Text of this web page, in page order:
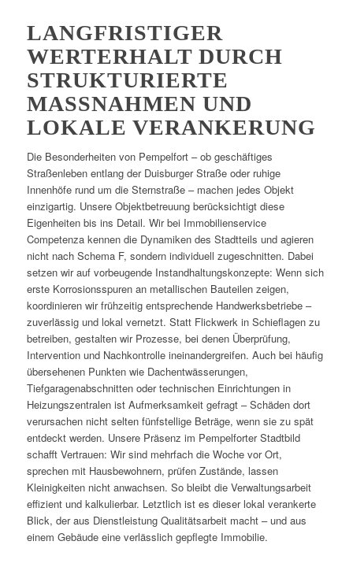
LANGFRISTIGER
WERTERHALT DURCH
STRUKTURIERTE
MASSNAHMEN UND L
OKALE VERANKERUNG
Die Besonderheiten von Pempelfort – ob geschäftiges
Straßenleben entlang der Duisburger Straße oder ruhige
Innenhöfe rund um die Sternstraße – machen jedes Objekt
einzigartig. Unsere Objektbetreuung berücksichtigt diese
Eigenheiten bis ins Detail. Wir bei Immobilienservice
Competenza kennen die Dynamiken des Stadtteils und agieren
nicht nach Schema F, sondern individuell zugeschnitten. Dabei
setzen wir auf vorbeugende Instandhaltungskonzepte: Wenn sich
erste Korrosionsspuren an metallischen Bauteilen zeigen,
koordinieren wir frühzeitig entsprechende Handwerksbetriebe –
zuverlässig und lokal vernetzt. Statt Flickwerk in Schieflagen zu
betreiben, gestalten wir Prozesse, bei denen Überprüfung,
Intervention und Nachkontrolle ineinandergreifen. Auch bei häufig
übersehenen Punkten wie Dachentwässerungen,
Tiefgaragenabschnitten oder technischen Einrichtungen in
Heizungszentralen ist Aufmerksamkeit gefragt – Schäden dort
verursachen nicht selten fünfstellige Beträge, wenn sie zu spät
entdeckt werden. Unsere Präsenz im Pempelforter Stadtbild
schafft Vertrauen: Wir sind mehrfach die Woche vor Ort,
sprechen mit Hausbewohnern, prüfen Zustände, lassen
Kleinigkeiten nicht anwachsen. So bleibt die Verwaltungsarbeit
effizient und kalkulierbar. Letztlich ist es dieser lokal verankerte
Blick, der aus Dienstleistung Qualitätsarbeit macht – und aus
einem Gebäude eine verlässlich gepflegte Immobilie.